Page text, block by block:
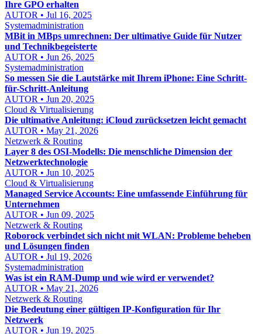
Ihre GPO erhalten
AUTOR • Jul 16, 2025
Systemadministration
MBit in MBps umrechnen: Der ultimative Guide für Nutzer
und Technikbegeisterte
AUTOR • Jun 26, 2025
Systemadministration
So messen Sie die Lautstärke mit Ihrem iPhone: Eine Schritt-
für-Schritt-Anleitung
AUTOR • Jun 20, 2025
Cloud & Virtualisierung
Die ultimative Anleitung: iCloud zurücksetzen leicht gemacht
AUTOR • May 21, 2026
Netzwerk & Routing
Layer 8 des OSI-Modells: Die menschliche Dimension der
Netzwerktechnologie
AUTOR • Jun 10, 2025
Cloud & Virtualisierung
Managed Service Accounts: Eine umfassende Einführung für
Unternehmen
AUTOR • Jun 09, 2025
Netzwerk & Routing
Roborock verbindet sich nicht mit WLAN: Probleme beheben
und Lösungen finden
AUTOR • Jul 19, 2026
Systemadministration
Was ist ein RAM-Dump und wie wird er verwendet?
AUTOR • May 21, 2026
Netzwerk & Routing
Die Bedeutung einer gültigen IP-Konfiguration für Ihr
Netzwerk
AUTOR • Jun 19, 2025